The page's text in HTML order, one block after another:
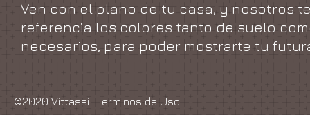
Ven con el plano de tu casa, y nosotros
referencia los colores tanto de suelo
necesarios, para poder mostrarte tu
©2020 Vittassi | Terminos de Uso